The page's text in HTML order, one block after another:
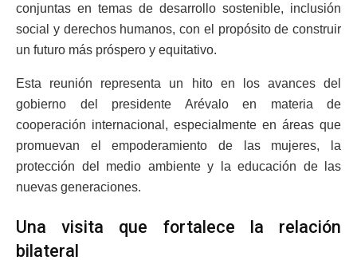
conjuntas en temas de desarrollo sostenible, inclusión
social y derechos humanos, con el propósito de construir
un futuro más próspero y equitativo.
Esta reunión representa un hito en los avances del
gobierno del presidente Arévalo en materia de
cooperación internacional, especialmente en áreas que
promuevan el empoderamiento de las mujeres, la
protección del medio ambiente y la educación de las
nuevas generaciones.
Una visita que fortalece la relación
bilateral